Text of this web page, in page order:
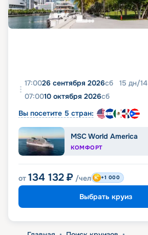
17:0026 сентября 2026сб 15 дн/14
07:0010 октября 2026сб
Вы посетите 5 стран:
MSC World America
КОМФОРТ
от 134 132 ₽ /чел +1 000
Выбрать круиз